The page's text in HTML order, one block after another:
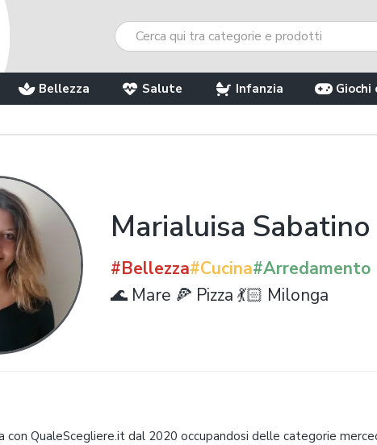
Bellezza Salute Infanzia Giochi
Marialuisa Sabatino
#Bellezza#Cucina#Arredamento
🌊 Mare 🍕 Pizza 💃🏻 Milonga
con QualeScegliere.it dal 2020 occupandosi delle categorie